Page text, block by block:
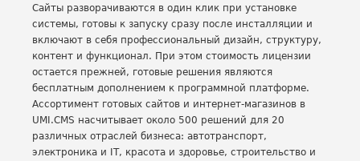
Сайты разворачиваются в один клик при установке
системы, готовы к запуску сразу после инсталляции и
включают в себя профессиональный дизайн, структуру,
контент и функционал. При этом стоимость лицензии
остается прежней, готовые решения являются
бесплатным дополнением к программной платформе.
Ассортимент готовых сайтов и интернет-магазинов в
UMI.CMS насчитывает около 500 решений для 20
различных отраслей бизнеса: автотранспорт,
электроника и IT, красота и здоровье, строительство и